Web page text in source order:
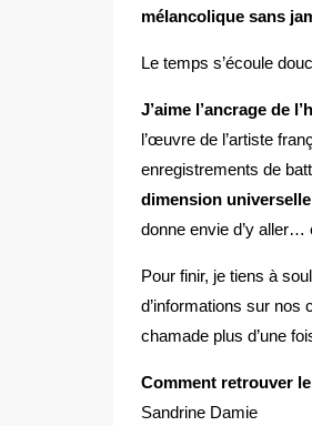
mélancolique sans
Le temps s’écoule
J’aime l’ancrage de
l’œuvre de l’artiste
enregistrements de
dimension
donne envie d’y aller…
Pour finir, je tiens à
d’informations sur
chamade plus d’une
Comment retrouver
Sandrine Damie